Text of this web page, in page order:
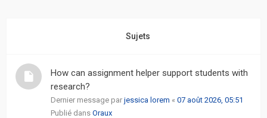
Sujets
actifs
RACCOURCIS
Sujets
How can assignment helper support students with
research?
Dernier message par jessica lorem « 07 août 2026, 05:51
Publié dans Oraux